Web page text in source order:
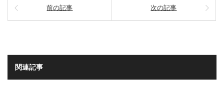
前の記事 次の記事
関連記事